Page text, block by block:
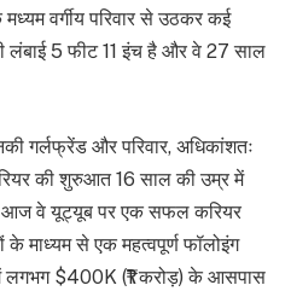
वर्गीय परिवार से उठकर कई
लंबाई 5 फीट 11 इंच है और वे 27 साल
गर्लफ्रेंड और परिवार, अधिकांशतः
की शुरुआत 16 साल की उम्र में
आज वे यूट्यूब पर एक सफल करियर
माध्यम से एक महत्वपूर्ण फॉलोइंग
लगभग $400K (₹1 करोड़) के आसपास